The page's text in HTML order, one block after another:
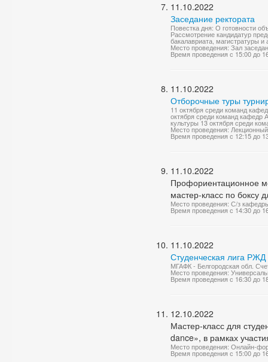
11.10.2022
Заседание ректората
Повестка дня: О готовности
Рассмотрение кандидатур
бакалавриата, магистратуры
Место проведения: Зал
Время проведения с 15:00 до
11.10.2022
Отборочные туры
11 октября среди команд
октября среди команд кафедр
культуры 13 октября среди
Место проведения:
Время проведения с 12:15 до
11.10.2022
Профориентационное
мастер-класс по боксу
Место проведения: С/з
Время проведения с 14:30 до
11.10.2022
Студенческая лига
МГАФК - Белгородская обл.
Место проведения:
Время проведения с 16:30 до
12.10.2022
Мастер-класс для
dance», в рамках
Место проведения: Онлайн-
Время проведения с 15:00 до